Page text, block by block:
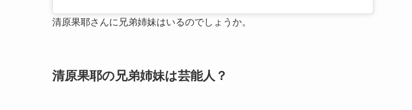
清原果耶さんに兄弟姉妹はいるのでしょうか。
清原果耶の兄弟姉妹は芸能人？